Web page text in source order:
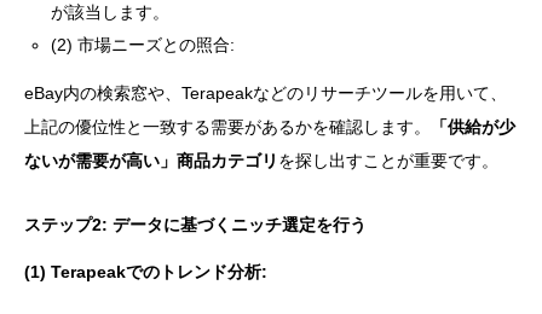
が該当します。
(2) 市場ニーズとの照合:
eBay内の検索窓や、Terapeakなどのリサーチツールを用いて、
上記の優位性と一致する需要があるかを確認します。
「供給が少
ないが需要が高い」商品カテゴリ を探し出すことが重要です。
ステップ2: データに基づくニッチ選定を行う
(1) Terapeakでのトレンド分析: